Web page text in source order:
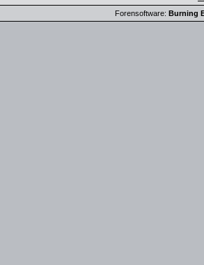
Forensoftware: Burning